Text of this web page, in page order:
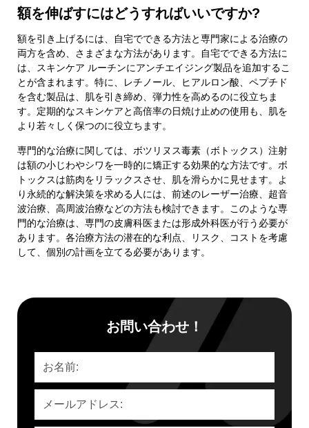
額を伸ばすにはどうすればいいですか?
額を引き上げるには、自宅でできる方法と専門家による治療の
両方を含め、さまざまな方法があります。自宅でできる方法に
は、スキンケア ルーチンにアンチエイジング製品を追加するこ
とが含まれます。特に、レチノール、ヒアルロン酸、ペプチド
を含む製品は、肌を引き締め、弾力性を高めるのに役立ちま
す。定期的なスキンケアと高倍率の日焼け止めの使用も、肌を
より若々しく保つのに役立ちます。
専門的な治療に関しては、ボツリヌス毒素（ボトックス）注射
は額の小じわやシワを一時的に矯正する効果的な方法です。ボ
トックスは筋肉をリラックスさせ、肌を滑らかに見せます。よ
り永続的な解決策を求める人には、前述のレーザー治療、超音
波治療、高周波治療などの方法も検討できます。このような専
門的な治療は、専門の皮膚科医または形成外科医が行う必要が
あります。各治療方法の潜在的な利点、リスク、コストを考慮
して、個別の計画を立てる必要があります。
お問い合わせ！